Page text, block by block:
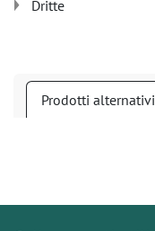
Dritte
Prodotti alternativi